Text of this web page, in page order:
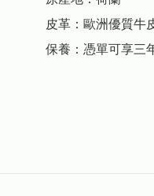
皮革：歐洲優質牛
保養：憑單可享三